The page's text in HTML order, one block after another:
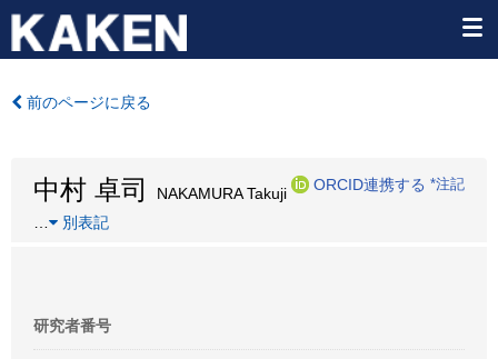
前のページに戻る
中村 卓司 NAKAMURA Takuji
ORCID連携する *注記
別表記
研究者番号